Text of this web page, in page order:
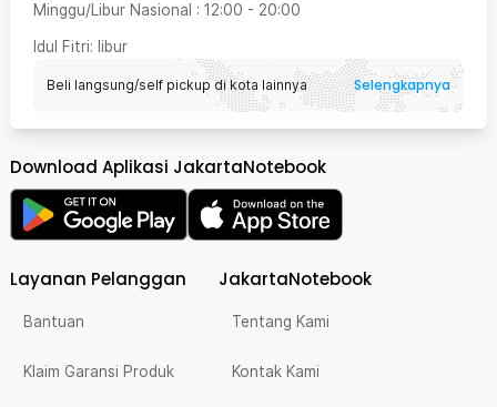
Minggu/Libur Nasional : 12:00 - 20:00
Idul Fitri: libur
Beli langsung/self pickup di kota lainnya Selengkapnya
Download Aplikasi JakartaNotebook
Layanan Pelanggan
Bantuan
Klaim Garansi Produk
JakartaNotebook
Tentang Kami
Kontak Kami